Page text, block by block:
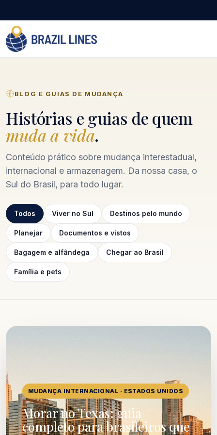
BLOG E GUIAS DE MUDANÇA
Histórias e guias de quem
muda a vida.
Conteúdo prático sobre mudança interestadual,
internacional e armazenagem. Da nossa casa, o
Sul do Brasil, para todo lugar.
Todos Viver no Sul Destinos pelo mundo
Planejar Documentos e vistos
Bagagem e alfândega Chegar ao Brasil
Família e pets
MUDANÇA INTERNACIONAL · ESTADOS UNIDOS
Morar no Texas: guia
completo para brasileiros que